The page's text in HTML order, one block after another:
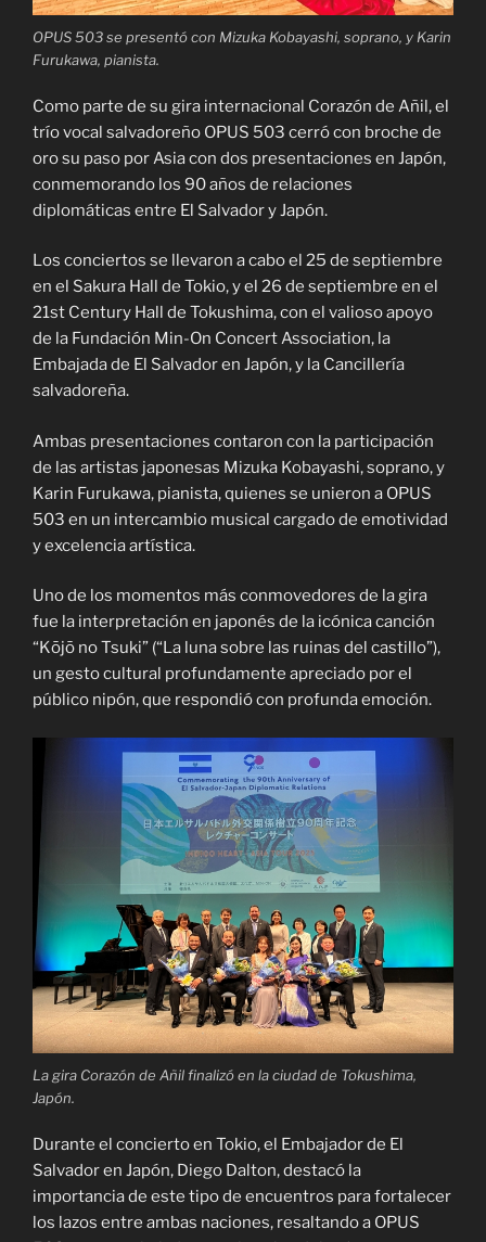
OPUS 503 se presentó con Mizuka Kobayashi, soprano, y Karin
Furukawa, pianista.
Como parte de su gira internacional Corazón de Añil, el
trío vocal salvadoreño OPUS 503 cerró con broche de
oro su paso por Asia con dos presentaciones en Japón,
conmemorando los 90 años de relaciones
diplomáticas entre El Salvador y Japón.
Los conciertos se llevaron a cabo el 25 de septiembre
en el Sakura Hall de Tokio, y el 26 de septiembre en el
21st Century Hall de Tokushima, con el valioso apoyo
de la Fundación Min-On Concert Association, la
Embajada de El Salvador en Japón, y la Cancillería
salvadoreña.
Ambas presentaciones contaron con la participación
de las artistas japonesas Mizuka Kobayashi, soprano, y
Karin Furukawa, pianista, quienes se unieron a OPUS
503 en un intercambio musical cargado de emotividad
y excelencia artística.
Uno de los momentos más conmovedores de la gira
fue la interpretación en japonés de la icónica canción
“Kōjō no Tsuki” (“La luna sobre las ruinas del castillo”),
un gesto cultural profundamente apreciado por el
público nipón, que respondió con profunda emoción.
La gira Corazón de Añil finalizó en la ciudad de Tokushima,
Japón.
Durante el concierto en Tokio, el Embajador de El
Salvador en Japón, Diego Dalton, destacó la
importancia de este tipo de encuentros para fortalecer
los lazos entre ambas naciones, resaltando a OPUS